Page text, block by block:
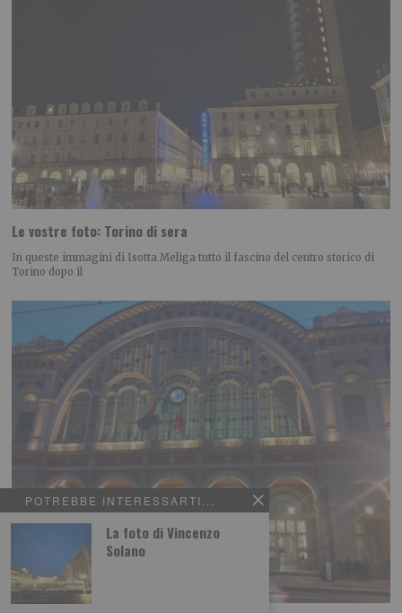
POTREBBE INTERESSARTI...
La foto di Vincenzo
Solano
Le vostre foto: Torino di sera
In queste immagini di Isotta Meliga tutto il fascino del centro storico di
Torino dopo il